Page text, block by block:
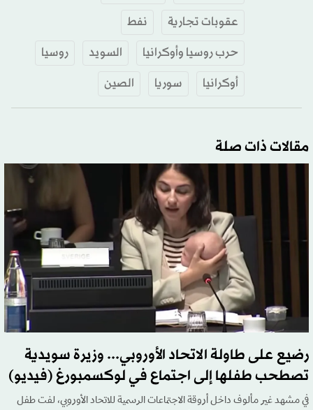
عقوبات تجارية
نفط
حرب روسيا وأوكرانيا
السويد
روسيا
أوكرانيا
سوريا الصين
مقالات ذات صلة
رضيع على طاولة الاتحاد الأوروبي... وزيرة سويدية
تصطحب طفلها إلى اجتماع في لوكسمبورغ (فيديو)
في مشهد غير مألوف داخل أروقة الاجتماعات الرسمية للاتحاد الأوروبي، لفت طفل